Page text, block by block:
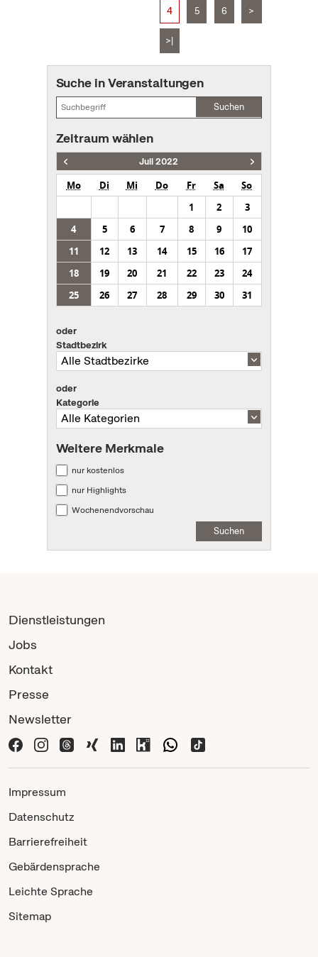
4 5 6 >
>|
Suche in Veranstaltungen
Suchen
Zeitraum wählen
Juli 2022
Mo Di Mi Do Fr Sa
So
1
2
3
4
5 6 7 8 9
10
11
12 13 14 15 16
17
18
19 20 21 22 23
24
25
26 27 28 29 30 31
oder
Stadtbezirk
oder
Kategorie
Weitere Merkmale
nur kostenlos
nur Highlights
Wochenendvorschau
Suchen
Dienstleistungen
Jobs
Kontakt
Presse
Newsletter
Impressum
Datenschutz
Barrierefreiheit
Gebärdensprache
Leichte Sprache
Sitemap